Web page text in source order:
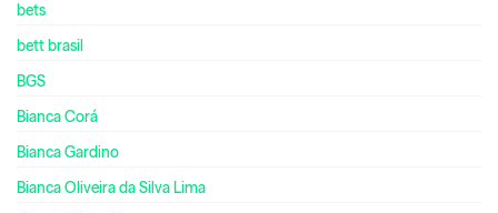
bets
bett brasil
BGS
Bianca Corá
Bianca Gardino
Bianca Oliveira da Silva Lima